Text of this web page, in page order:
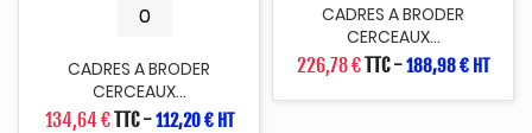
CADRES A BRODER
CERCEAUX...
134,64 €TTC-112,20 € HT
CADRES A BRODER
CERCEAUX...
226,78 €TTC-188,98 € HT